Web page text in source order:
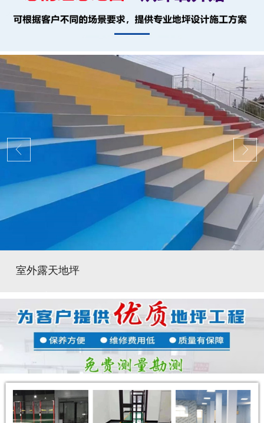
室外露天地坪